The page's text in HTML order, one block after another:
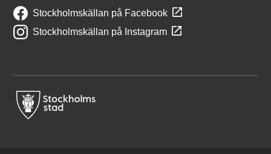
Stockholmskällan på Facebook
Stockholmskällan på Instagram